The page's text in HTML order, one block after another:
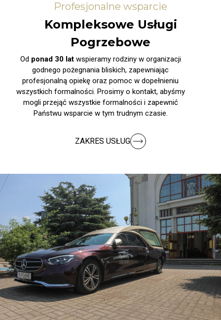
Profesjonalne wsparcie
Kompleksowe Usługi
Pogrzebowe
Od ponad 30 latwspieramy rodziny w organizacji
godnego pożegnania bliskich, zapewniając
profesjonalną opiekę oraz pomoc w dopełnieniu
wszystkich formalności. Prosimy o kontakt, abyśmy
mogli przejąć wszystkie formalności i zapewnić
Państwu wsparcie w tym trudnym czasie.
ZAKRES USŁUG